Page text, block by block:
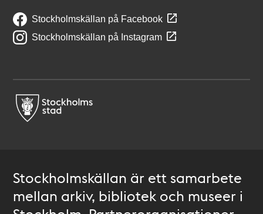
Stockholmskällan på Facebook
Stockholmskällan på Instagram
Stockholmskällan är ett samarbete
mellan arkiv, bibliotek och museer i